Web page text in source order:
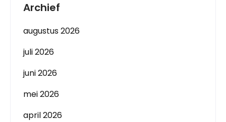
Archief
augustus 2026
juli 2026
juni 2026
mei 2026
april 2026